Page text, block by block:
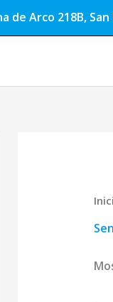
de Arco 218B,